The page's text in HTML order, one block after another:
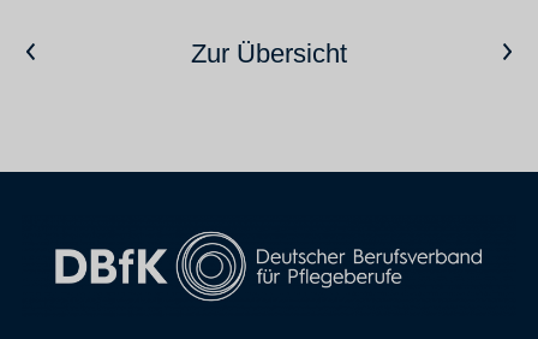
Vorheriger ArtikelZur ÜbersichtNächster Artikel